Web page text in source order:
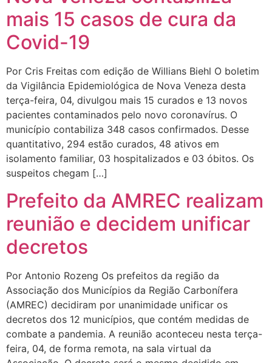
mais 15 casos de cura da
Covid-19
Por Cris Freitas com edição de Willians Biehl O boletim
da Vigilância Epidemiológica de Nova Veneza desta
terça-feira, 04, divulgou mais 15 curados e 13 novos
pacientes contaminados pelo novo coronavírus. O
município contabiliza 348 casos confirmados. Desse
quantitativo, 294 estão curados, 48 ativos em
isolamento familiar, 03 hospitalizados e 03 óbitos. Os
suspeitos chegam […]
Prefeito da AMREC realizam
reunião e decidem unificar
decretos
Por Antonio Rozeng Os prefeitos da região da
Associação dos Municípios da Região Carbonífera
(AMREC) decidiram por unanimidade unificar os
decretos dos 12 municípios, que contém medidas de
combate a pandemia. A reunião aconteceu nesta terça-
feira, 04, de forma remota, na sala virtual da